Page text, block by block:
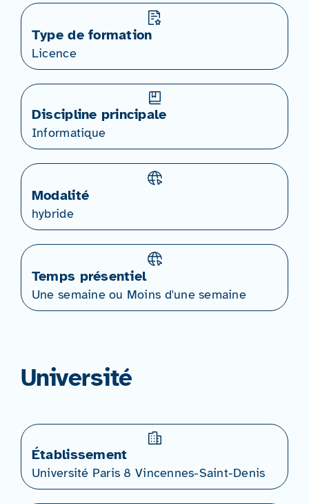
Type de formation
Licence
Discipline principale
Informatique
Modalité
hybride
Temps présentiel
Une semaine ou Moins d'une semaine
Université
Établissement
Université Paris 8 Vincennes-Saint-Denis